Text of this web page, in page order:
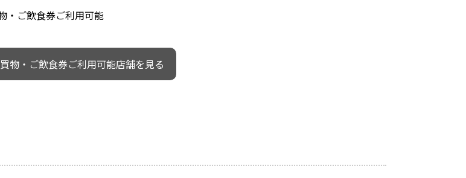
・ご飲食券ご利用可能
物・ご飲食券ご利用可能店舗を見る